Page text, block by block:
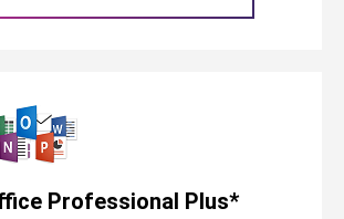
Professional Plus*